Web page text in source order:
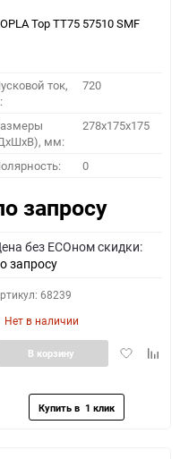
Top TT75 57510 SMF
ток,
720
мм:
278x175x175
0
запросу
без ECOном скидки:
запросу
68239
Нет в наличии
Добавить
В корзину